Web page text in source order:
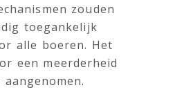
zouden
toegankelijk
alle boeren. Het
een meerderheid